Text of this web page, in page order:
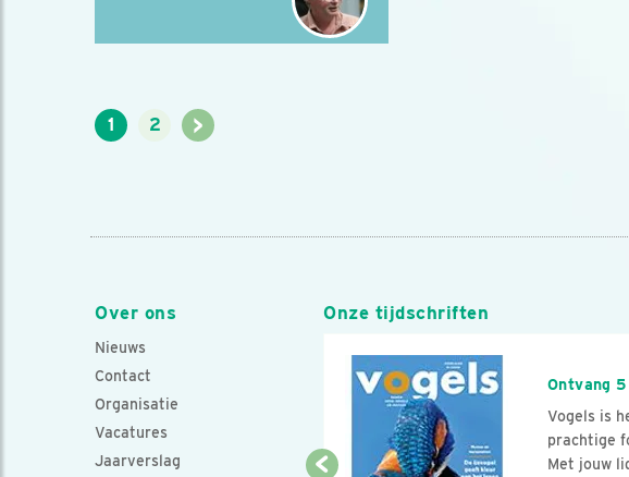
1 2 >
Over ons
Nieuws
Contact
Organisatie
Vacatures
Jaarverslag
Onze tijdschriften
Ontvang
Vogels is
prachtige
Met jouw